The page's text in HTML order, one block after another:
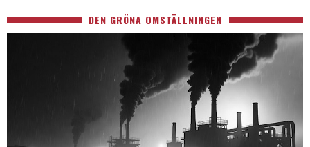
DEN GRÖNA OMSTÄLLNINGEN